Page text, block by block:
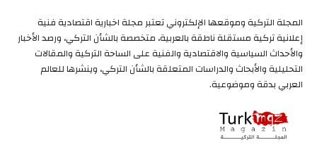
المجلة التركية وموقعها الإلكتروني تعتبر مجلة اخبارية اقتصادية فنية
إعلانية تركية مستقلة ناطقة بالعربية، متخصصة بالشأن التركي، ورصد الأخبار
والأحداث السياسية والاقتصادية والفنية على الساحة التركية والمقالات
التحليلية والأبحاث والدراسات المتعلقة بالشأن التركي، وينشرها للعالم
العربي بدقة وموضوعية.